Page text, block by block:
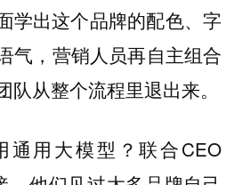
学出这个品牌的配色、字
气，营销人员再自主组合
队从整个流程里退出来。
通用大模型？联合CEO